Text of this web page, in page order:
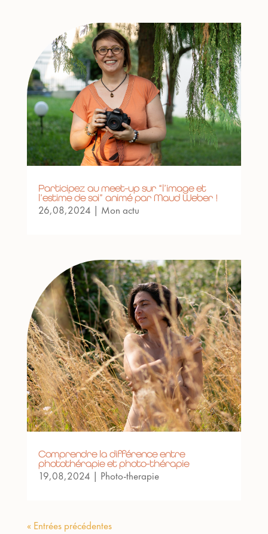
Participez au meet-up sur “l’image et
l’estime de soi” animé par Maud Weber !
26,08,2024 Mon actu
Comprendre la différence entre
photothérapie et photo-thérapie
19,08,2024 Photo-therapie
« Entrées précédentes